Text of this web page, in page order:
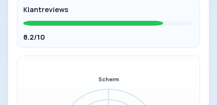
Klantreviews
8.2/10
Scherm